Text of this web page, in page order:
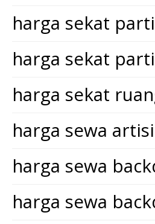
harga sekat
harga sekat
harga sekat
harga sewa
harga sewa
harga sewa